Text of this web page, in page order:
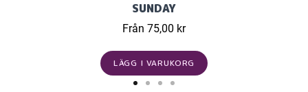
SUNDAY
Från 75,00 kr
LÄGG I VARUKORG